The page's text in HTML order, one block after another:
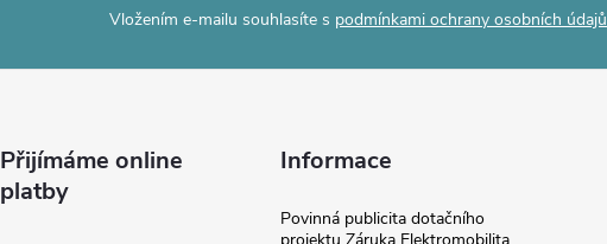
Vložením e-mailu souhlasíte s podmínkami ochrany osobních údajů
Přijímáme online
platby
Informace
Povinná publicita dotačního